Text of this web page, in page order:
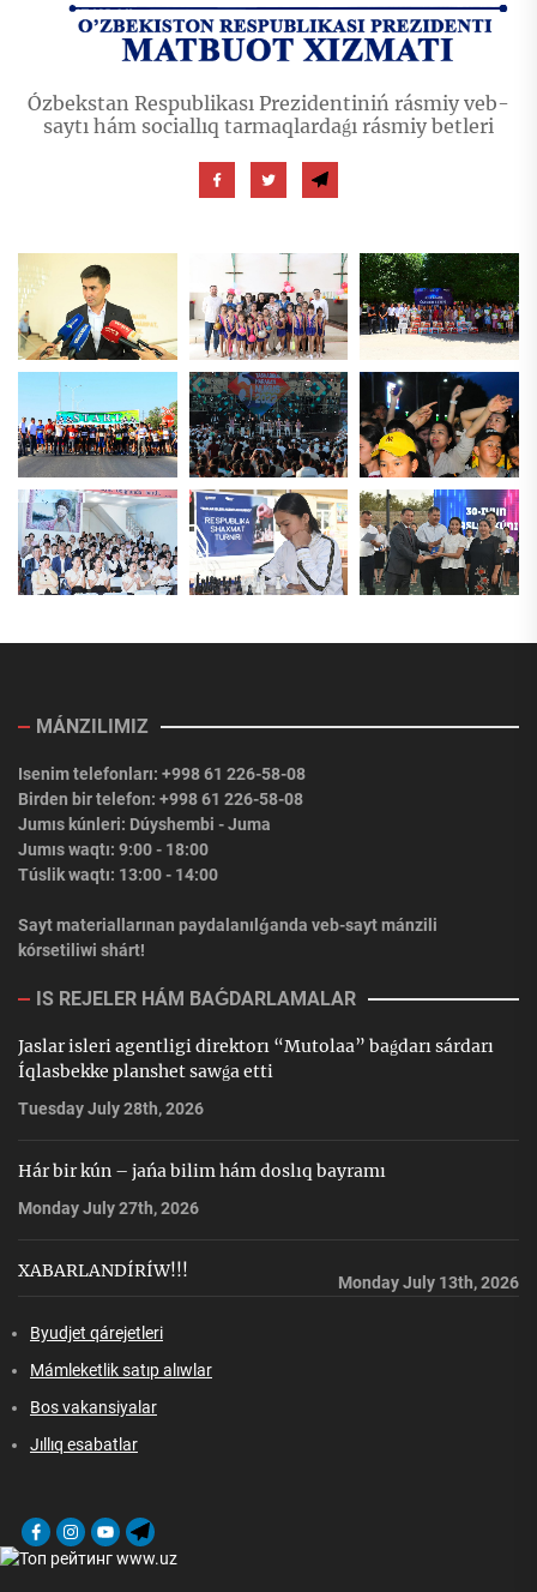
Ózbekstan Respublikası Prezidentiniń rásmiy veb-
saytı hám sociallıq tarmaqlardaǵı rásmiy betleri
MÁNZILIMIZ
Isenim telefonları: +998 61 226-58-08
Birden bir telefon: +998 61 226-58-08
Jumıs kúnleri: Dúyshembi - Juma
Jumıs waqtı: 9:00 - 18:00
Túslik waqtı: 13:00 - 14:00
Sayt materiallarınan paydalanılǵanda veb-sayt mánzili
kórsetiliwi shárt!
IS REJELER HÁM BAǴDARLAMALAR
Jaslar isleri agentligi direktorı “Mutolaa” baǵdarı sárdarı
Íqlasbekke planshet sawǵa etti
Tuesday July 28th, 2026
Hár bir kún – jańa bilim hám doslıq bayramı
Monday July 27th, 2026
XABARLANDÍRÍW!!!
Monday July 13th, 2026
Byudjet qárejetleri
Mámleketlik satıp alıwlar
Bos vakansiyalar
Jıllıq esabatlar
FacebookInstagram
YoutubeTelegram